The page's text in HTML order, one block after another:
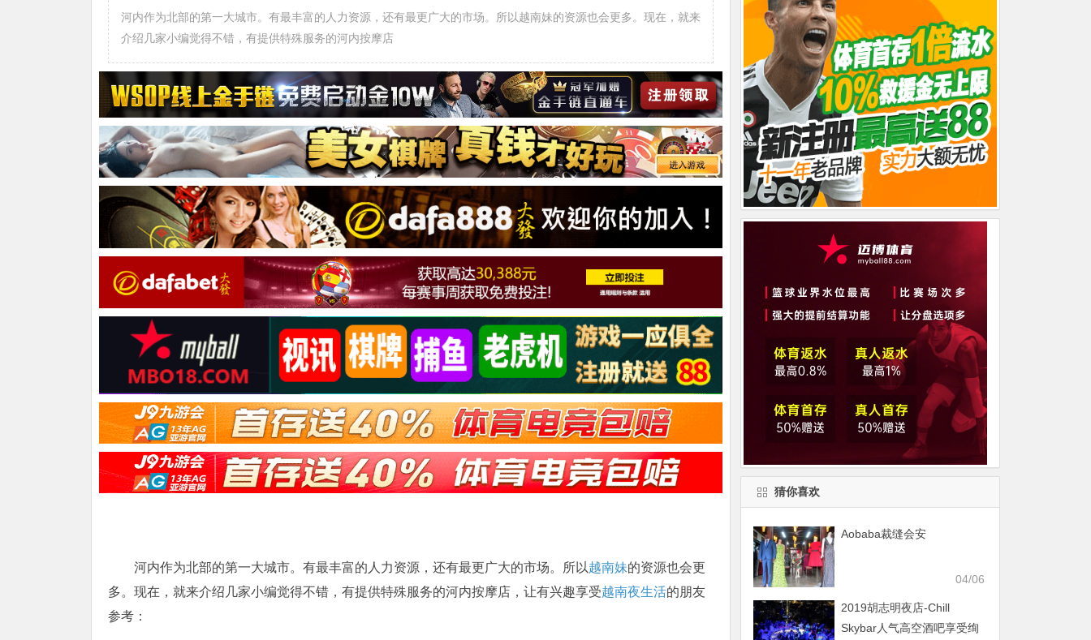
河内作为北部的第一大城市。有最丰富的人力资源，还有最更广大的市场。所以越南妹的资源也会更多。现在，就来
介绍几家小编觉得不错，有提供特殊服务的河内按摩店
河内作为北部的第一大城市。有最丰富的人力资源，还有最更广大的市场。所以越南妹的资源也会更
多。现在，就来介绍几家小编觉得不错，有提供特殊服务的河内按摩店，让有兴趣享受越南夜生活的朋友
参考：
猜你喜欢
Aobaba裁缝会安
04/06
2019胡志明夜店-Chill
Skybar人气高空酒吧享受绚